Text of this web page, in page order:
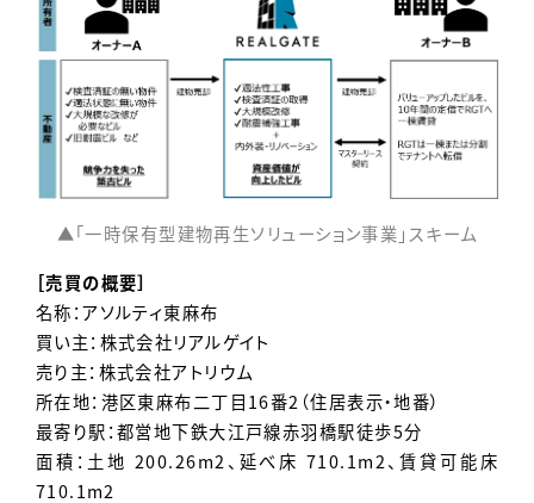
▲「一時保有型建物再生ソリューション事業」スキーム
［売買の概要］
名称：アソルティ東麻布
買い主：株式会社リアルゲイト
売り主：株式会社アトリウム
所在地：港区東麻布二丁目16番2（住居表示・地番）
最寄り駅：都営地下鉄大江戸線赤羽橋駅徒歩5分
面積：土地 200.26m2、延べ床 710.1m2、賃貸可能床
710.1m2